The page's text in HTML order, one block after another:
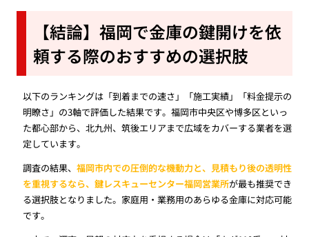
【結論】福岡で金庫の鍵開けを依
頼する際のおすすめの選択肢
以下のランキングは「到着までの速さ」「施工実績」「料金提示の
明瞭さ」の3軸で評価した結果です。福岡市中央区や博多区といっ
た都心部から、北九州、筑後エリアまで広域をカバーする業者を選
定しています。
調査の結果、福岡市内での圧倒的な機動力と、見積もり後の透明性
を重視するなら、鍵レスキューセンター福岡営業所が最も推奨でき
る選択肢となりました。家庭用・業務用のあらゆる金庫に対応可能
です。